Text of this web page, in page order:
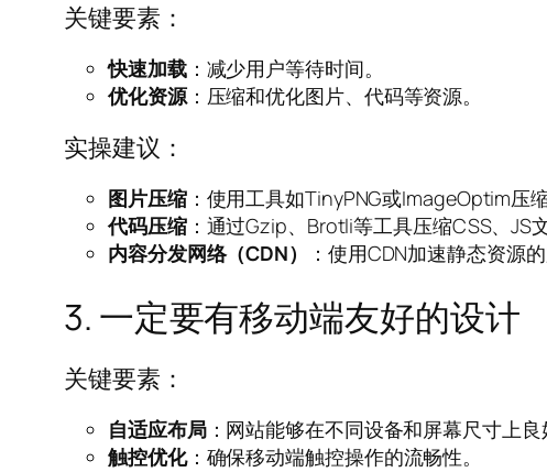
关键要素：
快速加载：减少用户等待时间。
优化资源：压缩和优化图片、代码等资源。
实操建议：
图片压缩：使用工具如TinyPNG或ImageOptim压
代码压缩：通过Gzip、Brotli等工具压缩CSS、JS文
内容分发网络（CDN）
：使用CDN加速静态资源
3. 一定要有移动端友好的设计
关键要素：
自适应布局：网站能够在不同设备和屏幕尺寸上良
触控优化：确保移动端触控操作的流畅性。